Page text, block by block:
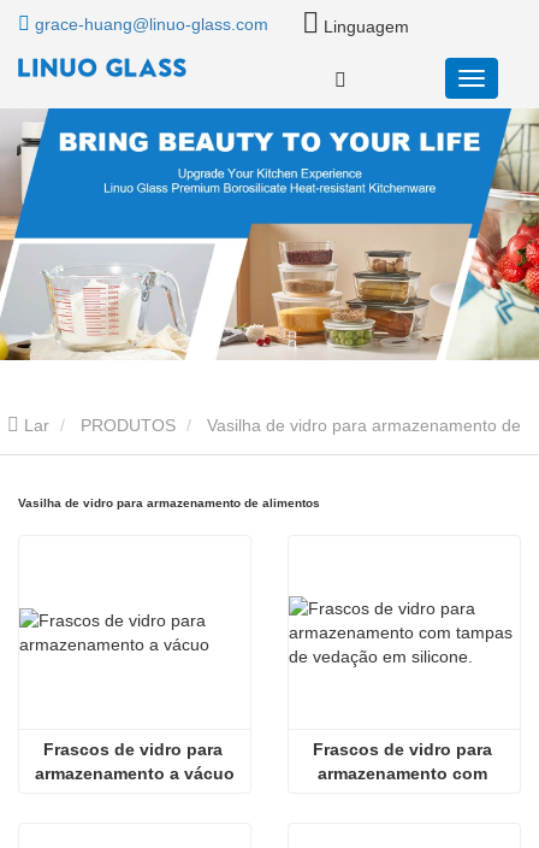
grace-huang@linuo-glass.com Linguagem
Lar PRODUTOS
Vasilha de vidro para armazenamento de alimentos
Frascos de vidro para
armazenamento a vácuo
Frascos de vidro para
armazenamento com